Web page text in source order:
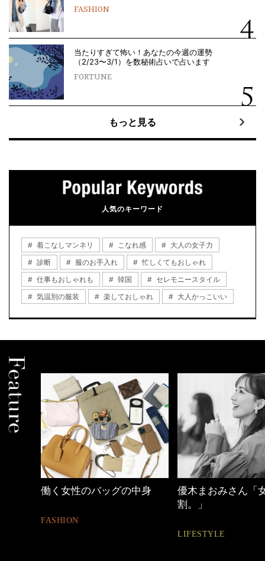
FASHION
当たりすぎて怖い！あなたの今週の運勢
（2/23〜3/1）を数秘術占いで占います
FORTUNE
もっと見る
人気のキーワード
着こなしマンネリ こなれ感
大人の女子力
診断
服のお手入れ
忙しくてもおしゃれ
仕事もおしゃれも
韓国
セレモニースタイル
気温別の服装
楽しておしゃれ 大人かっこいい
優木まおみさん「女の時間
40代の小顔メイク